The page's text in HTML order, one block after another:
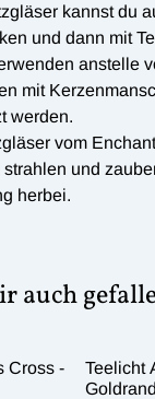
kannst du
und dann mit
anstelle
mit
werden.
vom
und
herbei.
auch
Cross -
Teelicht